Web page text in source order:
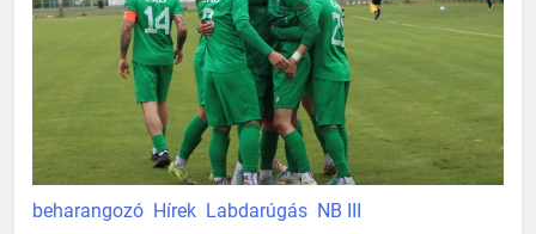
beharangozó Hírek Labdarúgás NB III